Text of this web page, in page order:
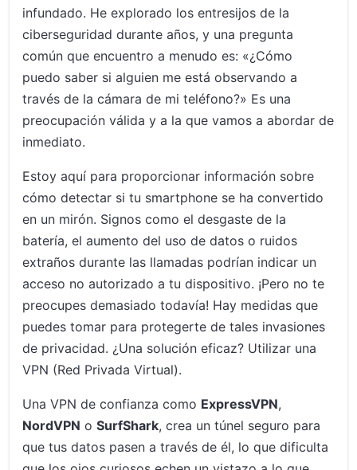
Desvelando las señales: ¿alguien está espiando la cámara de
El papel de las VPNs en la protección de la privacidad de la
cámara de tu teléfono
Conclusión: Asegurando tu privacidad en nuestro mundo de
alta tecnología
infundado. He explorado los entresijos de la
ciberseguridad durante años, y una pregunta
común que encuentro a menudo es: «¿Cómo
puedo saber si alguien me está observando a
través de la cámara de mi teléfono?» Es una
preocupación válida y a la que vamos a abordar de
inmediato.
Estoy aquí para proporcionar información sobre
cómo detectar si tu smartphone se ha convertido
en un mirón. Signos como el desgaste de la
batería, el aumento del uso de datos o ruidos
extraños durante las llamadas podrían indicar un
acceso no autorizado a tu dispositivo. ¡Pero no te
preocupes demasiado todavía! Hay medidas que
puedes tomar para protegerte de tales invasiones
de privacidad. ¿Una solución eficaz? Utilizar una
VPN (Red Privada Virtual).
Una VPN de confianza como ExpressVPN,
NordVPN oSurfShark, crea un túnel seguro para
que tus datos pasen a través de él, lo que dificulta